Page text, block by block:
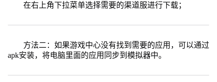
在右上角下拉菜单选择需要的渠道服进行下载；
方法二：如果游戏中心没有找到需要的应用，可以通过
apk安装，将电脑里面的应用同步到模拟器中。